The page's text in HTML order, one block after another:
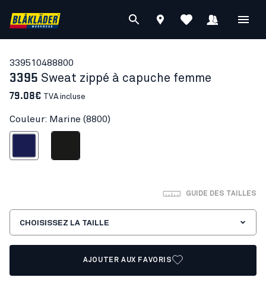
339510488800
3395 Sweat zippé à capuche femme
79.08€ TVA incluse
Couleur: Marine (8800)
GUIDE DES TAILLES
CHOISISSEZ LA TAILLE
AJOUTER AUX FAVORIS